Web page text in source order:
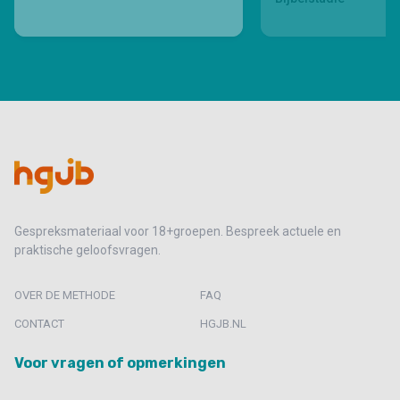
Gespreksmateriaal voor 18+groepen. Bespreek actuele en
praktische geloofsvragen.
OVER DE METHODE FAQ
CONTACT HGJB.NL
Voor vragen of opmerkingen